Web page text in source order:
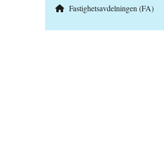
Fastighetsavdelningen (FA)